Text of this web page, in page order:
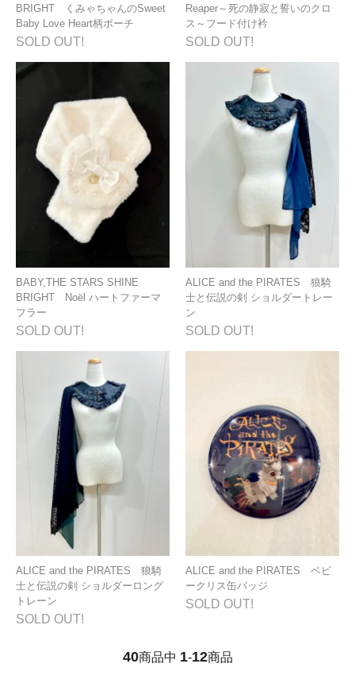
BRIGHT くみゃちゃんのSweet
Baby Love Heart柄ポーチ
SOLD OUT!
Reaper～死の静寂と誓いのクロ
ス～フード付け衿
SOLD OUT!
BABY,THE STARS SHINE
BRIGHT Noël ハートファーマ
フラー
SOLD OUT!
ALICE and the PIRATES 狼騎
士と伝説の剣 ショルダートレー
ン
SOLD OUT!
ALICE and the PIRATES 狼騎
士と伝説の剣 ショルダーロング
トレーン
SOLD OUT!
ALICE and the PIRATES ベビ
ークリス缶バッジ
SOLD OUT!
40商品中 1-12商品